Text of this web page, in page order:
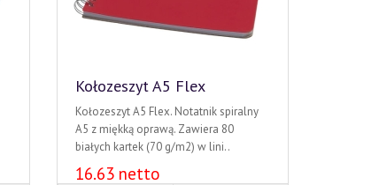
Kołozeszyt A5 Flex
Kołozeszyt A5 Flex. Notatnik spiralny
A5 z miękką oprawą. Zawiera 80
białych kartek (70 g/m2) w lini..
16.63 netto